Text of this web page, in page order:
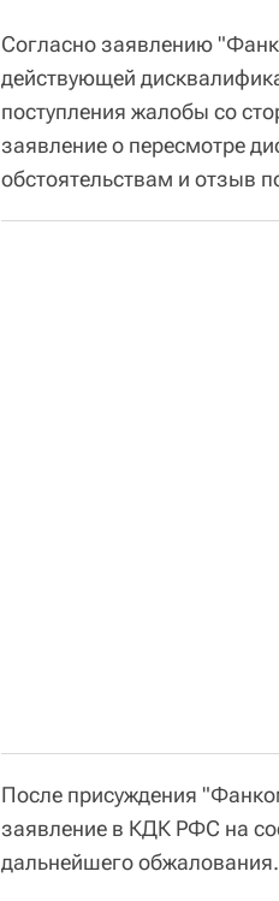
Согласно заявлению
действующей
поступления жалобы со
заявление о пересмотре
обстоятельствам и отзыв
После присуждения
заявление в КДК РФС на
дальнейшего обжалования.